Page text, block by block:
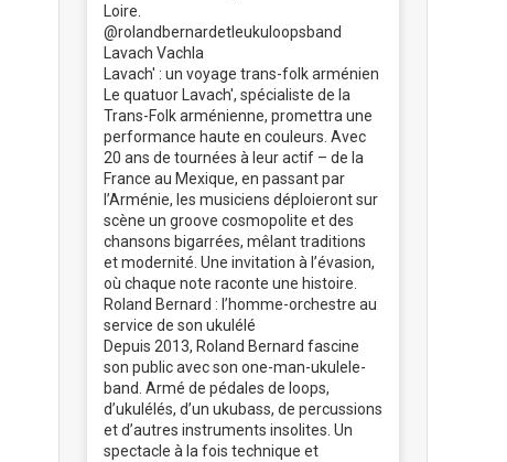
Loire.
@rolandbernardetleukuloopsband
Lavach Vachla
Lavach' : un voyage trans-folk arménien
Le quatuor Lavach', spécialiste de la
Trans-Folk arménienne, promettra une
performance haute en couleurs. Avec
20 ans de tournées à leur actif – de la
France au Mexique, en passant par
l’Arménie, les musiciens déploieront sur
scène un groove cosmopolite et des
chansons bigarrées, mêlant traditions
et modernité. Une invitation à l’évasion,
où chaque note raconte une histoire.
Roland Bernard : l’homme-orchestre au
service de son ukulélé
Depuis 2013, Roland Bernard fascine
son public avec son one-man-ukulele-
band. Armé de pédales de loops,
d’ukulélés, d’un ukubass, de percussions
et d’autres instruments insolites. Un
spectacle à la fois technique et